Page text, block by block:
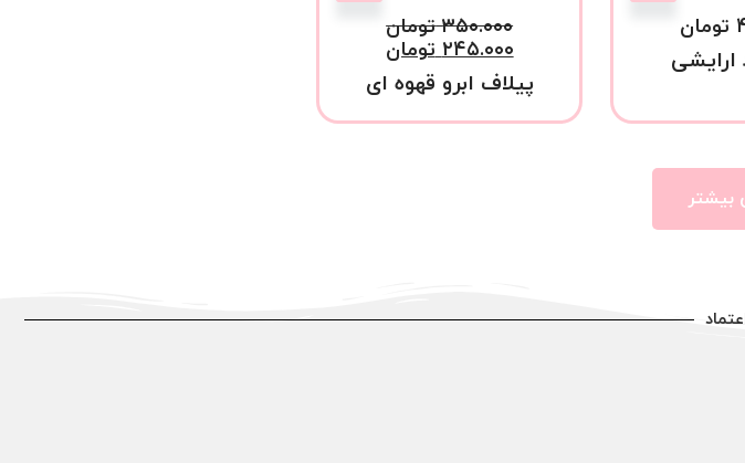
تومان
ارایشی
۳۵۰.۰۰۰ تومان
۲۴۵.۰۰۰ تومان
پیلاف ابرو قهوه ای
بیشتر